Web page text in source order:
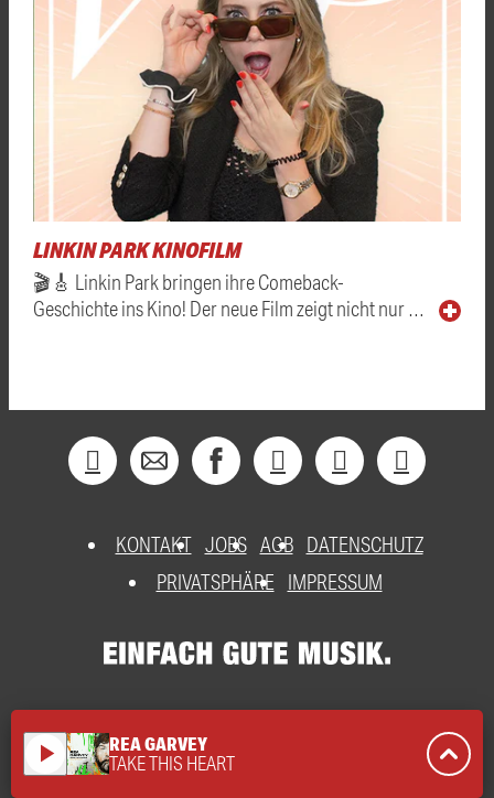
LINKIN PARK KINOFILM
🎬🎸 Linkin Park bringen ihre Comeback-
Geschichte ins Kino! Der neue Film zeigt nicht nur …
KONTAKT JOBS AGB DATENSCHUTZ
PRIVATSPHÄRE
IMPRESSUM
play_arrow REA GARVEY
TAKE THIS HEART